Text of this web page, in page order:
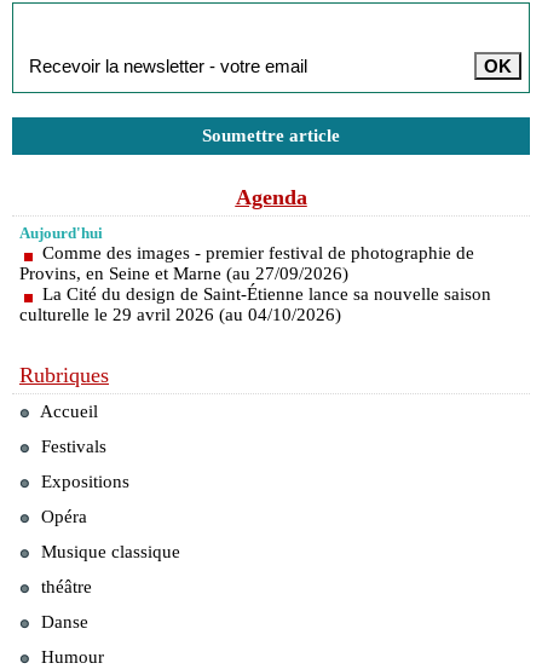
Soumettre article
Agenda
Aujourd'hui
Comme des images - premier festival de photographie de
Provins, en Seine et Marne (au 27/09/2026)
La Cité du design de Saint-Étienne lance sa nouvelle saison
culturelle le 29 avril 2026 (au 04/10/2026)
Rubriques
Accueil
Festivals
Expositions
Opéra
Musique classique
théâtre
Danse
Humour